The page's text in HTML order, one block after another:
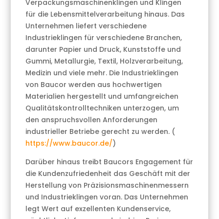
Verpackungsmaschinenklingen und Klingen
für die Lebensmittelverarbeitung hinaus. Das
Unternehmen liefert verschiedene
Industrieklingen für verschiedene Branchen,
darunter Papier und Druck, Kunststoffe und
Gummi, Metallurgie, Textil, Holzverarbeitung,
Medizin und viele mehr. Die Industrieklingen
von Baucor werden aus hochwertigen
Materialien hergestellt und umfangreichen
Qualitätskontrolltechniken unterzogen, um
den anspruchsvollen Anforderungen
industrieller Betriebe gerecht zu werden. (
https://www.baucor.de/)
Darüber hinaus treibt Baucors Engagement für
die Kundenzufriedenheit das Geschäft mit der
Herstellung von Präzisionsmaschinenmessern
und Industrieklingen voran. Das Unternehmen
legt Wert auf exzellenten Kundenservice,